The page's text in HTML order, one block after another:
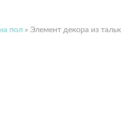
пол » Элемент декора из